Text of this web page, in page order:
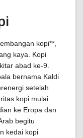
kopi**,
kaya. Kopi
abad ke-9.
bernama Kaldi
setelah
kopi mulai
ke Eropa dan
begitu
kedai kopi